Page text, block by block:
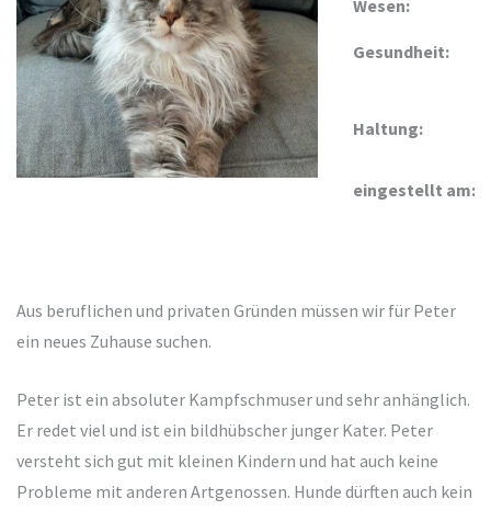
Wesen:
Gesundheit:
Haltung:
eingestellt am:
Aus beruflichen und privaten Gründen müssen wir für Peter
ein neues Zuhause suchen.
Peter ist ein absoluter Kampfschmuser und sehr anhänglich.
Er redet viel und ist ein bildhübscher junger Kater. Peter
versteht sich gut mit kleinen Kindern und hat auch keine
Probleme mit anderen Artgenossen. Hunde dürften auch kein